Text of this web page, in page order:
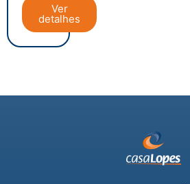
Ver
detalhes